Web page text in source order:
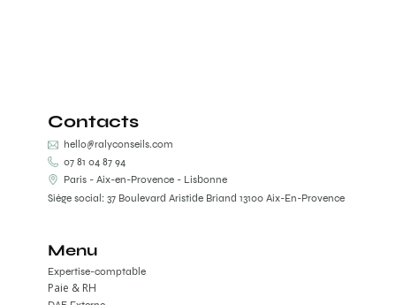
Contacts
hello@ralyconseils.com
07 81 04 87 94
Paris - Aix-en-Provence - Lisbonne
Siège social: 37 Boulevard Aristide Briand 13100 Aix-En-Provence
Menu
Expertise-comptable
Paie & RH